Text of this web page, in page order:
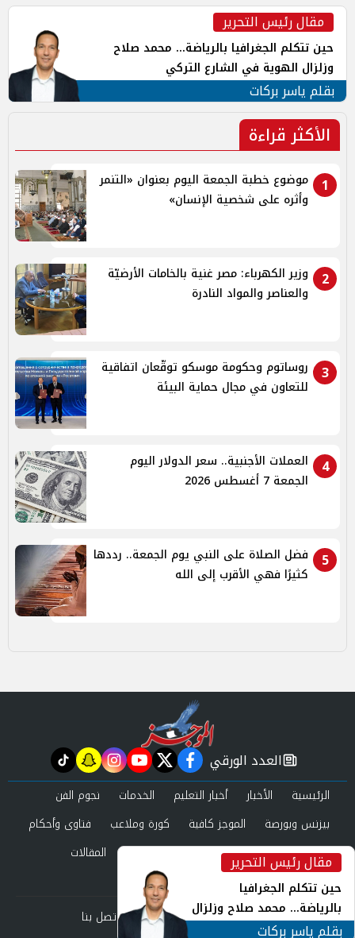
مقال رئيس التحرير
حين تتكلم الجغرافيا بالرياضة... محمد صلاح
وزلزال الهوية في الشارع التركي
بقلم ياسر بركات
الأكثر قراءة
1
موضوع خطبة الجمعة اليوم بعنوان «التنمر
وأثره على شخصية الإنسان»
2
وزير الكهرباء: مصر غنية بالخامات الأرضيّة
والعناصر والمواد النادرة
3
روساتوم وحكومة موسكو توقّعان اتفاقية
للتعاون في مجال حماية البيئة
4
العملات الأجنبية.. سعر الدولار اليوم
الجمعة 7 أغسطس 2026
5
فضل الصلاة على النبي يوم الجمعة.. رددها
كثيرًا فهي الأقرب إلى الله
مقال رئيس التحرير
حين تتكلم الجغرافيا
بالرياضة... محمد صلاح وزلزال
الهوية في الشارع التركي
بقلم ياسر بركات
newspaper
العدد الورقي facebook
twitter
youtube
instagram
snapchat
tiktok
الرئيسية الأخبار أخبار التعليم الخدمات
نجوم الفن
بيزنس وبورصة
الموجز كافية كورة وملاعب
فتاوى وأحكام
صحة وجمال
عرب وعالم حوادث ومحاكم
المقالات
العدد الورقي
من نحن
سياسة الخصوصية اتصل بنا